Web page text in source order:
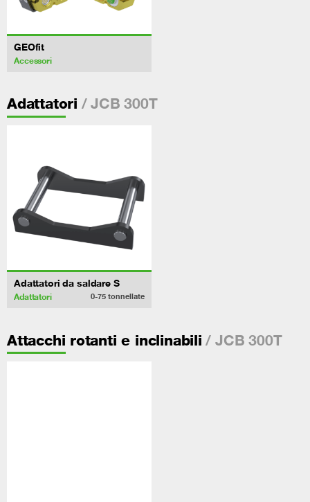
GEOfit
Accessori
Adattatori / JCB 300T
Adattatori da saldare S
Adattatori 0-75 tonnellate
Attacchi rotanti e inclinabili / JCB 300T